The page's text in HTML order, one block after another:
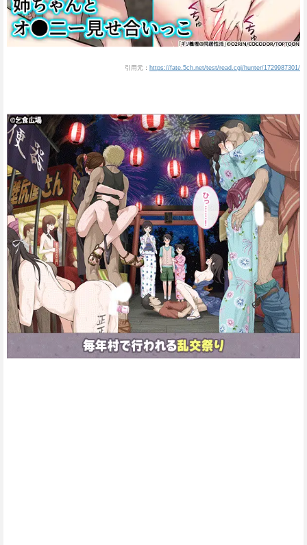
引用元： https://fate.5ch.net/test/read.cgi/hunter/1729987301/